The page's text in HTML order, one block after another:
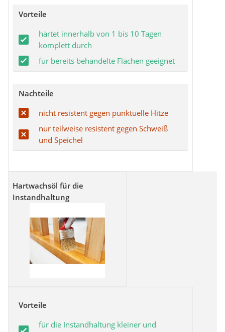
Vorteile
härtet innerhalb von 1 bis 10 Tagen
komplett durch
für bereits behandelte Flächen geeignet
Nachteile
nicht resistent gegen punktuelle Hitze
nur teilweise resistent gegen Schweiß
und Speichel
Hartwachsöl für die
Instandhaltung
Vorteile
für die Instandhaltung kleiner und